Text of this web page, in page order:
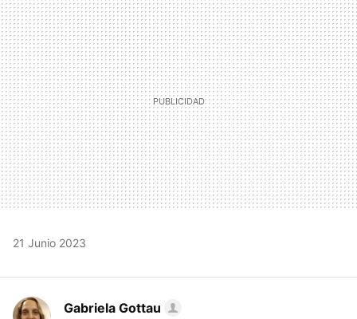
MAIL
21 Junio 2023
Gabriela Gottau